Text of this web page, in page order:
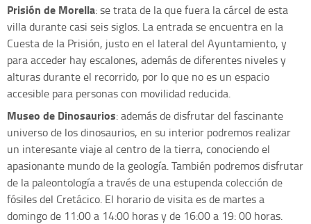
Prisión de Morella: se trata de la que fuera la cárcel de esta
villa durante casi seis siglos. La entrada se encuentra en la
Cuesta de la Prisión, justo en el lateral del Ayuntamiento, y
para acceder hay escalones, además de diferentes niveles y
alturas durante el recorrido, por lo que no es un espacio
accesible para personas con movilidad reducida.
Museo de Dinosaurios: además de disfrutar del fascinante
universo de los dinosaurios, en su interior podremos realizar
un interesante viaje al centro de la tierra, conociendo el
apasionante mundo de la geología. También podremos disfrutar
de la paleontología a través de una estupenda colección de
fósiles del Cretácico. El horario de visita es de martes a
domingo de 11:00 a 14:00 horas y de 16:00 a 19: 00 horas.